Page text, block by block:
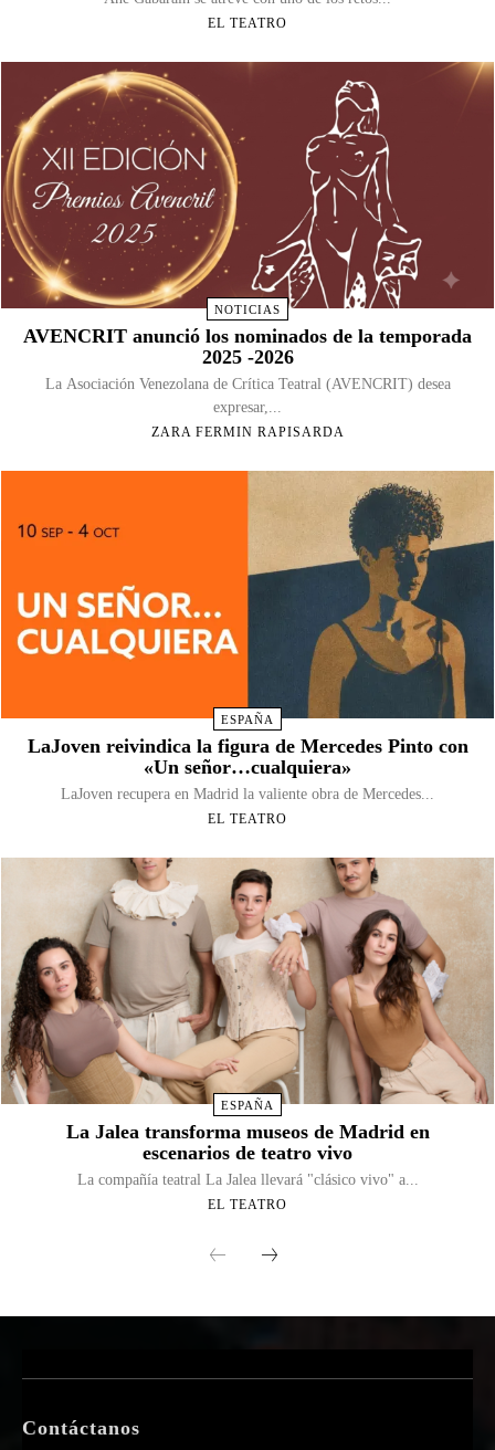
EL TEATRO
NOTICIAS
AVENCRIT anunció los nominados de la temporada
2025 -2026
La Asociación Venezolana de Crítica Teatral (AVENCRIT) desea
expresar,...
ZARA FERMIN RAPISARDA
ESPAÑA
LaJoven reivindica la figura de Mercedes Pinto con
«Un señor…cualquiera»
LaJoven recupera en Madrid la valiente obra de Mercedes...
EL TEATRO
ESPAÑA
La Jalea transforma museos de Madrid en
escenarios de teatro vivo
La compañía teatral La Jalea llevará "clásico vivo" a...
EL TEATRO
Contáctanos